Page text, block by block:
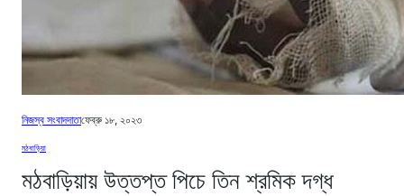
নিজস্ব সংবাদদাতাফেব্রু ১৮, ২০২৩
মঠবাড়িয়া
মঠবাড়িয়ায় উত্তপ্ত পিচে তিন শ্রমিক দগ্ধ